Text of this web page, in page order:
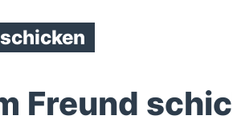
schicken
Freund